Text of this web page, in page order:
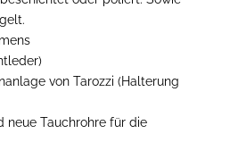
von Tarozzi (Halterung
neue Tauchrohre für die